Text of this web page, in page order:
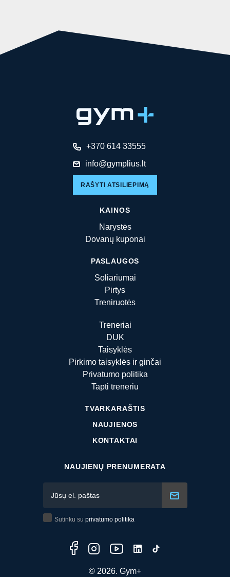
+370 614 33555
info@gymplius.lt
RAŠYTI ATSILIEPIMĄ
KAINOS
Narystės
Dovanų kuponai
PASLAUGOS
Soliariumai
Pirtys
Treniruotės
Treneriai
DUK
Taisyklės
Pirkimo taisyklės ir ginčai
Privatumo politika
Tapti treneriu
TVARKARAŠTIS
NAUJIENOS
KONTAKTAI
NAUJIENŲ PRENUMERATA
Sutinku su privatumo politika
© 2026. Gym+